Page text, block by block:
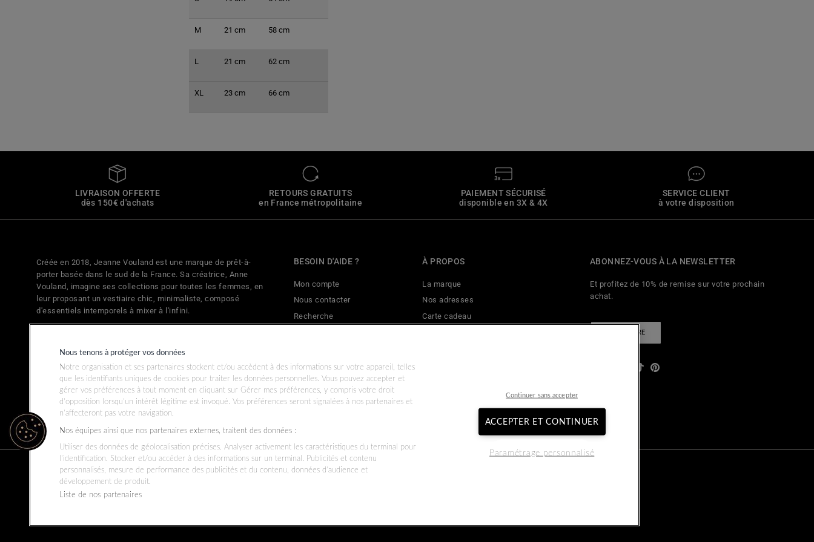
M 21 cm 58 cm
L 21 cm 62 cm
XL 23 cm 66 cm
LIVRAISON OFFERTE
dès 150€ d'achats
RETOURS GRATUITS
en France métropolitaine
PAIEMENT SÉCURISÉ
disponible en 3X & 4X
SERVICE CLIENT
à votre disposition
Créée en 2018, Jeanne Vouland est une marque de prêt-à-
porter basée dans le sud de la France. Sa créatrice, Anne
Vouland, imagine ses collections pour toutes les femmes, en
leur proposant un vestiaire chic, minimaliste, composé
d'essentiels intemporels à mixer à l'infini.
BESOIN D'AIDE ?
Mon compte
Nous contacter
Recherche
Politique de remboursement
Données personnelles
Conditions d'utilisation
À PROPOS
La marque
Nos adresses
Carte cadeau
Politique de confidentialité
ABONNEZ-VOUS À LA NEWSLETTER
Et profitez de 10% de remise sur votre prochain
achat.
S'INSCRIRE
YouTubeInstagram
TikTokPinterest
France (EUR €)
Nous tenons à protéger vos données
Notre organisation et ses partenaires stockent et/ou accèdent à des informations sur votre appareil, telles
que les identifiants uniques de cookies pour traiter les données personnelles. Vous pouvez accepter et
gérer vos préférences à tout moment en cliquant sur Gérer mes préférences, y compris votre droit
d’opposition lorsqu’un intérêt légitime est invoqué. Vos préférences seront signalées à nos partenaires et
n’affecteront pas votre navigation.
Nos équipes ainsi que nos partenaires externes, traitent des données :
Utiliser des données de géolocalisation précises. Analyser activement les caractéristiques du terminal pour
l’identification. Stocker et/ou accéder à des informations sur un terminal. Publicités et contenu
personnalisés, mesure de performance des publicités et du contenu, données d’audience et
développement de produit.
Liste de nos partenaires
Continuer sans accepter
ACCEPTER ET CONTINUER
Paramétrage personnalisé